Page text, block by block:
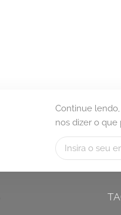
Continue
nos dizer o que